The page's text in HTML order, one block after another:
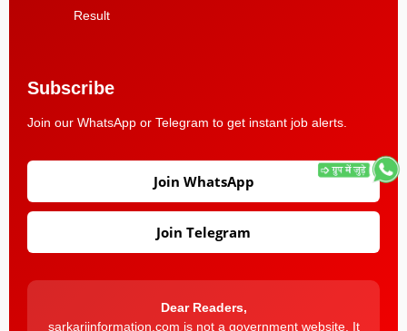
Result
Subscribe
Join our WhatsApp or Telegram to get instant job alerts.
Join WhatsApp
Join Telegram
Dear Readers,
sarkariinformation.com is not a government website. It